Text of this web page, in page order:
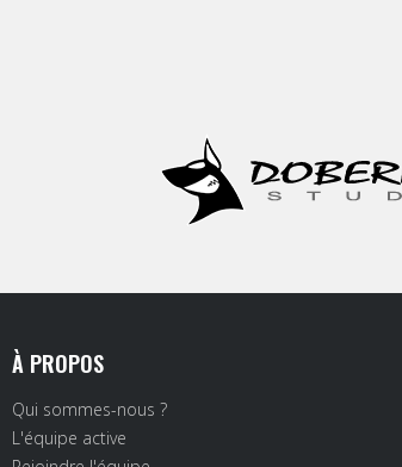
À PROPOS
Qui sommes-nous ?
L'équipe active